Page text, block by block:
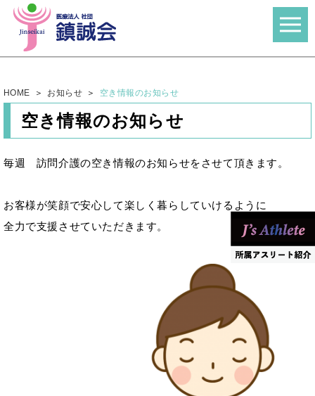
HOME お知らせ 空き情報のお知らせ
空き情報のお知らせ
毎週 訪問介護の空き情報のお知らせをさせて頂きます。
お客様が笑顔で安心して楽しく暮らしていけるように
全力で支援させていただきます。